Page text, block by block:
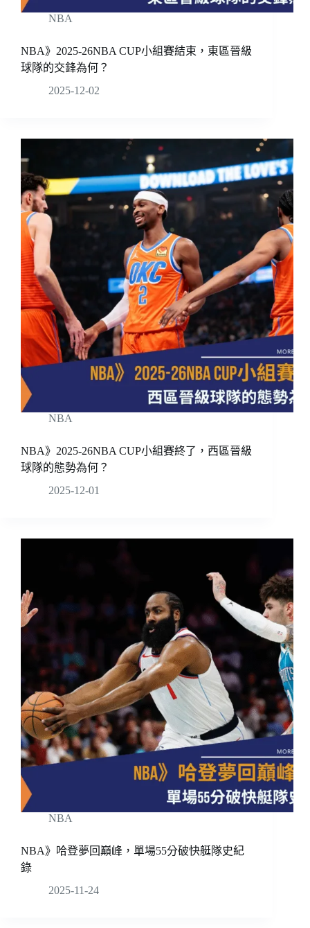
NBA
NBA》2025-26NBA CUP小組賽結束，東區晉級
球隊的交鋒為何？
2025-12-02
NBA
NBA》2025-26NBA CUP小組賽終了，西區晉級
球隊的態勢為何？
2025-12-01
NBA
NBA》哈登夢回巔峰，單場55分破快艇隊史紀
錄
2025-11-24